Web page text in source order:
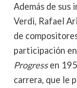
Además de sus
Verdi, Rafael
de
participación
Progressen
carrera, que le